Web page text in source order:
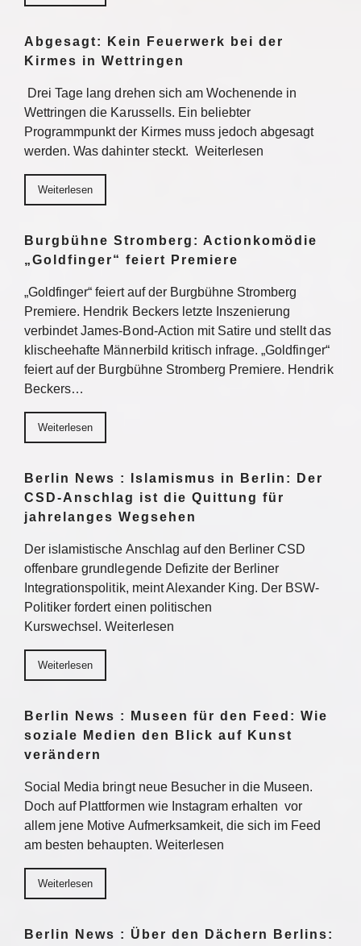
Abgesagt: Kein Feuerwerk bei der
Kirmes in Wettringen
Drei Tage lang drehen sich am Wochenende in
Wettringen die Karussells. Ein beliebter
Programmpunkt der Kirmes muss jedoch abgesagt
werden. Was dahinter steckt. Weiterlesen
Weiterlesen
Burgbühne Stromberg: Actionkomödie
„Goldfinger“ feiert Premiere
„Goldfinger“ feiert auf der Burgbühne Stromberg
Premiere. Hendrik Beckers letzte Inszenierung
verbindet James-Bond-Action mit Satire und stellt das
klischeehafte Männerbild kritisch infrage. „Goldfinger“
feiert auf der Burgbühne Stromberg Premiere. Hendrik
Beckers…
Weiterlesen
Berlin News : Islamismus in Berlin: Der
CSD-Anschlag ist die Quittung für
jahrelanges Wegsehen
Der islamistische Anschlag auf den Berliner CSD
offenbare grundlegende Defizite der Berliner
Integrationspolitik, meint Alexander King. Der BSW-
Politiker fordert einen politischen
Kurswechsel. Weiterlesen
Weiterlesen
Berlin News : Museen für den Feed: Wie
soziale Medien den Blick auf Kunst
verändern
Social Media bringt neue Besucher in die Museen.
Doch auf Plattformen wie Instagram erhalten vor
allem jene Motive Aufmerksamkeit, die sich im Feed
am besten behaupten. Weiterlesen
Weiterlesen
Berlin News : Über den Dächern Berlins: